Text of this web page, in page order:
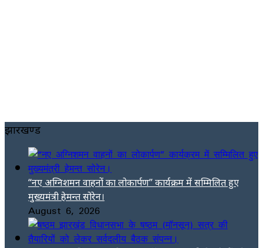
झारखण्ड
“नए अग्निशमन वाहनों का लोकार्पण” कार्यक्रम में सम्मिलित हुए
मुख्यमंत्री हेमन्त सोरेन।
August 6, 2026